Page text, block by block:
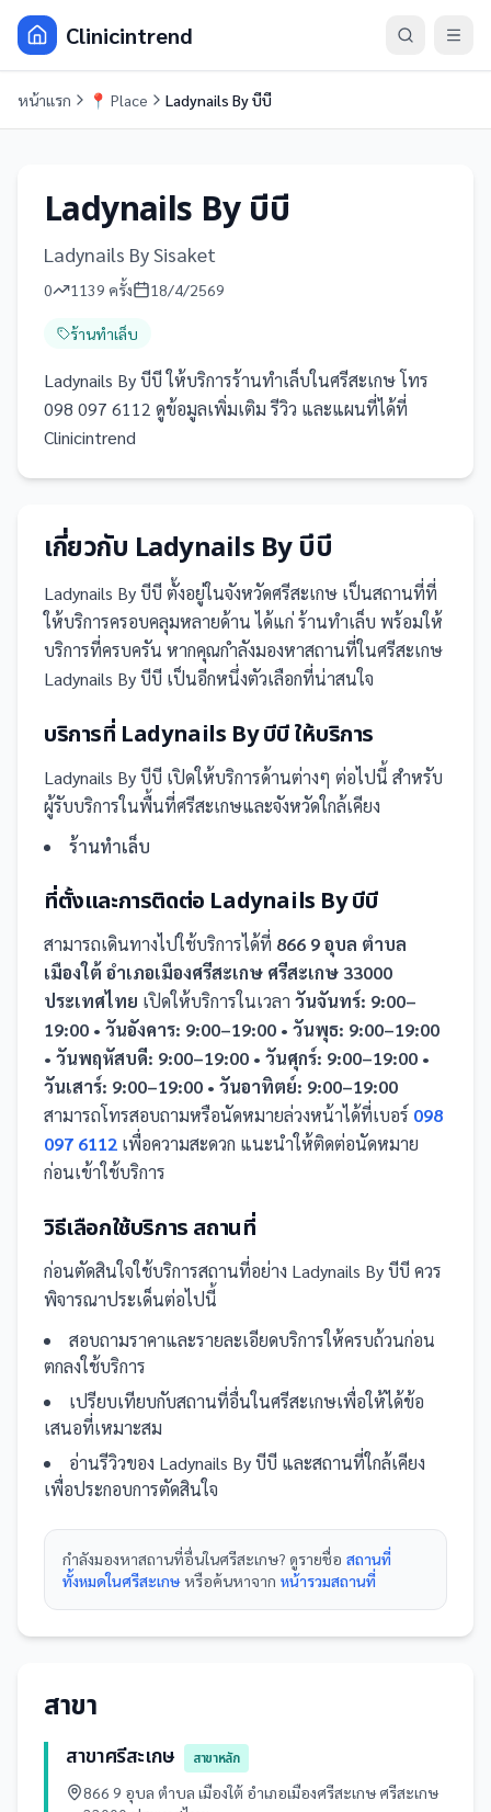
Clinicintrend
หน้าแรก 📍 Place Ladynails By บีบี
Ladynails By บีบี
Ladynails By Sisaket
0 1139 ครั้ง 18/4/2569
ร้านทำเล็บ
Ladynails By บีบี ให้บริการร้านทำเล็บในศรีสะเกษ โทร
098 097 6112 ดูข้อมูลเพิ่มเติม รีวิว และแผนที่ได้ที่
Clinicintrend
เกี่ยวกับ Ladynails By บีบี
Ladynails By บีบี ตั้งอยู่ในจังหวัดศรีสะเกษ เป็นสถานที่ที่
ให้บริการครอบคลุมหลายด้าน ได้แก่ ร้านทำเล็บ พร้อมให้
บริการที่ครบครัน หากคุณกำลังมองหาสถานที่ในศรีสะเกษ
Ladynails By บีบี เป็นอีกหนึ่งตัวเลือกที่น่าสนใจ
บริการที่ Ladynails By บีบีให้บริการ
Ladynails By บีบี เปิดให้บริการด้านต่างๆ ต่อไปนี้ สำหรับ
ผู้รับบริการในพื้นที่ศรีสะเกษและจังหวัดใกล้เคียง
ร้านทำเล็บ
ที่ตั้งและการติดต่อ Ladynails By บีบี
สามารถเดินทางไปใช้บริการได้ที่ 866 9 อุบล ตำบล
เมืองใต้ อำเภอเมืองศรีสะเกษ ศรีสะเกษ 33000
ประเทศไทย เปิดให้บริการในเวลา วันจันทร์: 9:00–
19:00 • วันอังคาร: 9:00–19:00 • วันพุธ: 9:00–19:00
• วันพฤหัสบดี: 9:00–19:00 • วันศุกร์: 9:00–19:00 •
วันเสาร์: 9:00–19:00 • วันอาทิตย์: 9:00–19:00
สามารถโทรสอบถามหรือนัดหมายล่วงหน้าได้ที่เบอร์ 098
097 6112 เพื่อความสะดวก แนะนำให้ติดต่อนัดหมาย
ก่อนเข้าใช้บริการ
วิธีเลือกใช้บริการ สถานที่
ก่อนตัดสินใจใช้บริการสถานที่อย่าง Ladynails By บีบี ควร
พิจารณาประเด็นต่อไปนี้
สอบถามราคาและรายละเอียดบริการให้ครบถ้วนก่อน
ตกลงใช้บริการ
เปรียบเทียบกับสถานที่อื่นในศรีสะเกษเพื่อให้ได้ข้อ
เสนอที่เหมาะสม
อ่านรีวิวของ Ladynails By บีบี และสถานที่ใกล้เคียง
เพื่อประกอบการตัดสินใจ
กำลังมองหาสถานที่อื่นในศรีสะเกษ? ดูรายชื่อ สถานที่
ทั้งหมดในศรีสะเกษ หรือค้นหาจาก หน้ารวมสถานที่
สาขา
สาขาศรีสะเกษ
สาขาหลัก
866 9 อุบล ตำบล เมืองใต้ อำเภอเมืองศรีสะเกษ ศรีสะเกษ